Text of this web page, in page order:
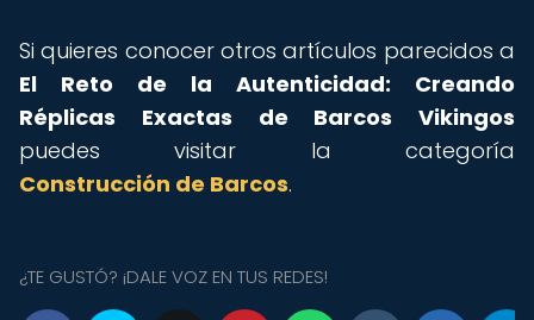
Si quieres conocer otros artículos parecidos a
El Reto de la Autenticidad: Creando
Réplicas Exactas de Barcos Vikingos
puedes visitar la categoría
Construcción de Barcos.
¿TE GUSTÓ? ¡DALE VOZ EN TUS REDES!